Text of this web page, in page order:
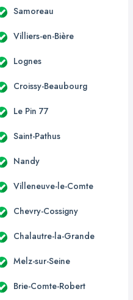
Samoreau
Villiers-en-Bière
Lognes
Croissy-Beaubourg
Le Pin 77
Saint-Pathus
Nandy
Villeneuve-le-Comte
Chevry-Cossigny
Chalautre-la-Grande
Melz-sur-Seine
Brie-Comte-Robert